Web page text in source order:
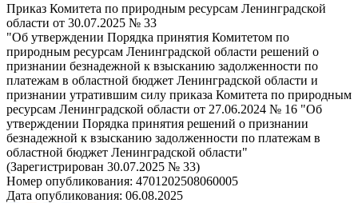
Приказ Комитета по природным ресурсам Ленинградской
области от 30.07.2025 № 33
"Об утверждении Порядка принятия Комитетом по
природным ресурсам Ленинградской области решений о
признании безнадежной к взысканию задолженности по
платежам в областной бюджет Ленинградской области и
признании утратившим силу приказа Комитета по природным
ресурсам Ленинградской области от 27.06.2024 № 16 "Об
утверждении Порядка принятия решений о признании
безнадежной к взысканию задолженности по платежам в
областной бюджет Ленинградской области"
(Зарегистрирован 30.07.2025 № 33)
Номер опубликования: 4701202508060005
Дата опубликования: 06.08.2025